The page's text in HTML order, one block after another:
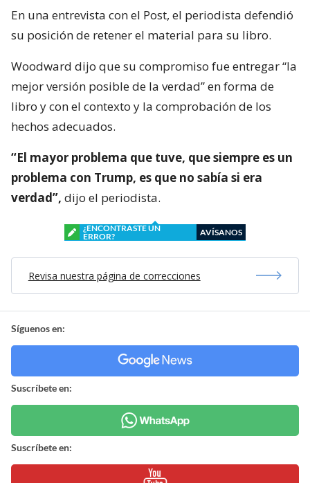
En una entrevista con el Post, el periodista defendió
su posición de retener el material para su libro.
Woodward dijo que su compromiso fue entregar “la
mejor versión posible de la verdad” en forma de
libro y con el contexto y la comprobación de los
hechos adecuados.
“El mayor problema que tuve, que siempre es un
problema con Trump, es que no sabía si era
verdad”, dijo el periodista.
¿ENCONTRASTE UN
ERROR?
AVÍSANOS
Revisa nuestra página de correcciones
Síguenos en:
Suscríbete en:
Suscríbete en: